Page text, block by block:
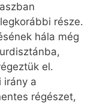
része.
hála még
el.
irány a
régészet,